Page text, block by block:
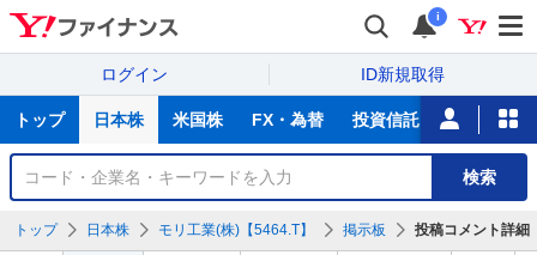
i
ログイン ID新規取得
サ
トップ 日本株 米国株 FX・為替 投資信託 ニュース
銘
検
検索
トップ 日本株 モリ工業(株)【5464.T】 掲示板 投稿コメント詳細